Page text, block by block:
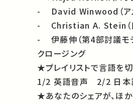
- David Winwood（アメ
- Christian A. Stein（ド
- 伊藤伸（第4部討議モ
クロージング
★プレイリストで言語を
1/2 英語音声 2/2 日本
★あなたのシェアが、ほ